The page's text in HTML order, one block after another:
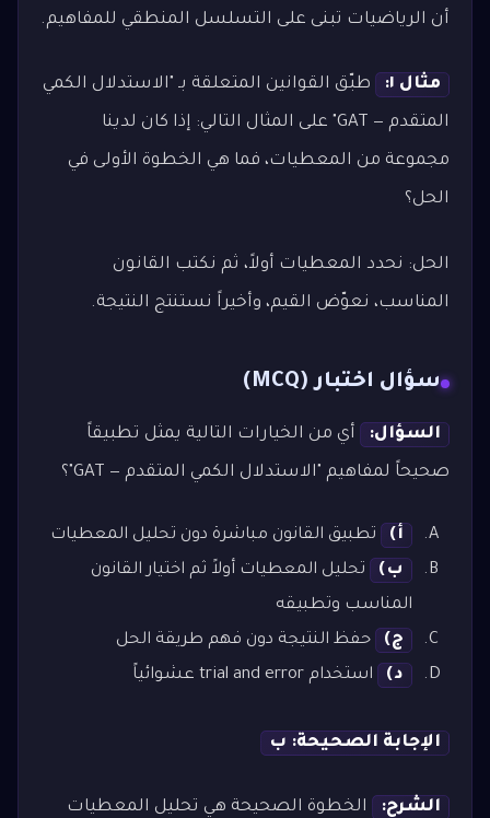
أن الرياضيات تبنى على التسلسل المنطقي للمفاهيم.
مثال ١: طبّق القوانين المتعلقة بـ "الاستدلال الكمي
المتقدم — GAT" على المثال التالي: إذا كان لدينا
مجموعة من المعطيات، فما هي الخطوة الأولى في
الحل؟
الحل: نحدد المعطيات أولاً، ثم نكتب القانون
المناسب، نعوّض القيم، وأخيراً نستنتج النتيجة.
سؤال اختبار (MCQ)
السؤال: أي من الخيارات التالية يمثل تطبيقاً
صحيحاً لمفاهيم "الاستدلال الكمي المتقدم — GAT"؟
أ)
تطبيق القانون مباشرة دون تحليل المعطيات
ب)
تحليل المعطيات أولاً ثم اختيار القانون
المناسب وتطبيقه
ج)
حفظ النتيجة دون فهم طريقة الحل
د)
استخدام trial and error عشوائياً
الإجابة الصحيحة: ب
الشرح: الخطوة الصحيحة هي تحليل المعطيات